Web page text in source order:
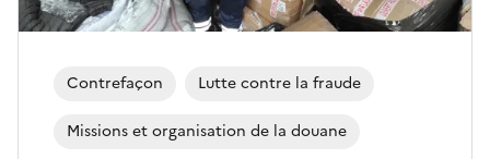
Contrefaçon Lutte contre la fraude
Missions et organisation de la douane